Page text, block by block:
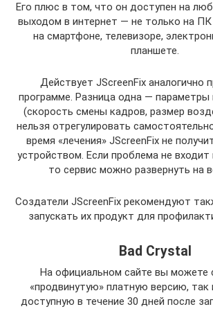
Его плюс в том, что он доступен на
выходом в интернет — не только на ПК
на смартфоне, телевизоре,
планшете.
Действует JScreenFix аналогично
программе. Разница одна — параметры
(скорость смены кадров, размер
нельзя отрегулировать
время «лечения» JScreenFix не
устройством. Если проблема не входит
то сервис можно развернуть на
Создатели JScreenFix рекомендуют
запускать их продукт для
Bad Crystal
На официальном сайте вы можете
«продвинутую» платную версию, так
доступную в течение 30 дней после